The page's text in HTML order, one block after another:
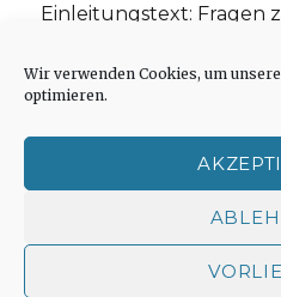
Wir verwenden Cookies, um
optimieren.
Einleitungstext: Fragen
„schwachen Glaubens“
Cookie-Richtlinie (EU)